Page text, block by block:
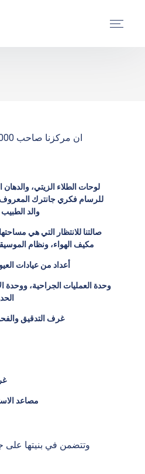
لوحات الطلاء الزيتي، والدهان
للرسام فكري جانترك المعروف
والد الطبيب
مكيف الهواء، ونظام
5 (خمسة) أعداد من عيادات
وحدة العمليات الجراحية، ووحدة
غرف التدقيق
مصاعد
وتتضمن في بنيتها على